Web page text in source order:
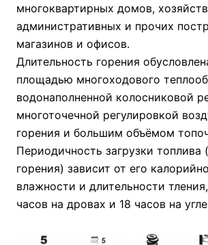
многоквартирных домов,
административных и прочих
магазинов и офисов.
Длительность горения
площадью многоходового
водонаполненной колосниковой
многоточечной регулировкой
горения и большим объёмом
Периодичность загрузки топлива
горения) зависит от его
влажности и длительности
часов на дровах и 18 часов на